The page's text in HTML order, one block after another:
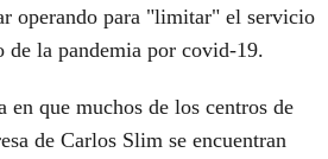
operando para "limitar" el servicio
de la pandemia por covid-19.
en que muchos de los centros de
de Carlos Slim se encuentran